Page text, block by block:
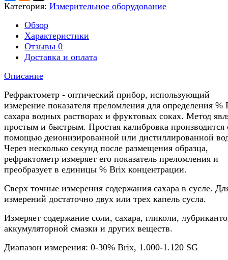
Категория: Измерительное оборудование
Обзор
Характеристики
Отзывы 0
Доставка и оплата
Описание
Рефрактометр - оптический прибор, использующий
измерение показателя преломления для определения %
сахара водных растворах и фруктовых соках. Метод
простым и быстрым. Простая калибровка производится
помощью деионизированной или дистиллированной
Через несколько секунд после размещения образца,
рефрактометр измеряет его показатель преломления и
преобразует в единицы % Brix концентрации.
Сверх точные измерения содержания сахара в сусле.
измерений достаточно двух или трех капель сусла.
Измеряет содержание соли, сахара, гликоли,
аккумуляторной смазки и других веществ.
Диапазон измерения: 0-30% Brix, 1.000-1.120 SG